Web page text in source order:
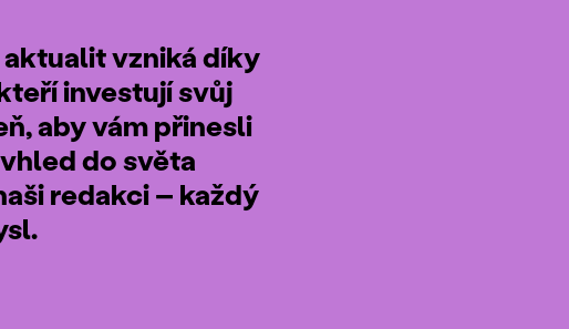
vzniká díky
investují svůj
aby vám přinesli
do světa
redakci – každý